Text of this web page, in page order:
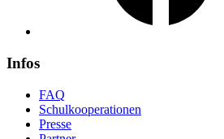
Infos
FAQ
Schulkooperationen
Presse